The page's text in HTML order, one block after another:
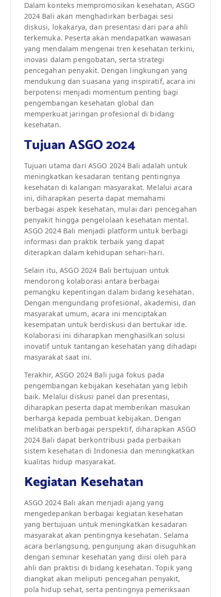
Dalam konteks mempromosikan kesehatan, ASGO
2024 Bali akan menghadirkan berbagai sesi
diskusi, lokakarya, dan presentasi dari para ahli
terkemuka. Peserta akan mendapatkan wawasan
yang mendalam mengenai tren kesehatan terkini,
inovasi dalam pengobatan, serta strategi
pencegahan penyakit. Dengan lingkungan yang
mendukung dan suasana yang inspiratif, acara ini
berpotensi menjadi momentum penting bagi
pengembangan kesehatan global dan
memperkuat jaringan profesional di bidang
kesehatan.
Tujuan ASGO 2024
Tujuan utama dari ASGO 2024 Bali adalah untuk
meningkatkan kesadaran tentang pentingnya
kesehatan di kalangan masyarakat. Melalui acara
ini, diharapkan peserta dapat memahami
berbagai aspek kesehatan, mulai dari pencegahan
penyakit hingga pengelolaan kesehatan mental.
ASGO 2024 Bali menjadi platform untuk berbagi
informasi dan praktik terbaik yang dapat
diterapkan dalam kehidupan sehari-hari.
Selain itu, ASGO 2024 Bali bertujuan untuk
mendorong kolaborasi antara berbagai
pemangku kepentingan dalam bidang kesehatan.
Dengan mengundang profesional, akademisi, dan
masyarakat umum, acara ini menciptakan
kesempatan untuk berdiskusi dan bertukar ide.
Kolaborasi ini diharapkan menghasilkan solusi
inovatif untuk tantangan kesehatan yang dihadapi
masyarakat saat ini.
Terakhir, ASGO 2024 Bali juga fokus pada
pengembangan kebijakan kesehatan yang lebih
baik. Melalui diskusi panel dan presentasi,
diharapkan peserta dapat memberikan masukan
berharga kepada pembuat kebijakan. Dengan
melibatkan berbagai perspektif, diharapkan ASGO
2024 Bali dapat berkontribusi pada perbaikan
sistem kesehatan di Indonesia dan meningkatkan
kualitas hidup masyarakat.
Kegiatan Kesehatan
ASGO 2024 Bali akan menjadi ajang yang
mengedepankan berbagai kegiatan kesehatan
yang bertujuan untuk meningkatkan kesadaran
masyarakat akan pentingnya kesehatan. Selama
acara berlangsung, pengunjung akan disuguhkan
dengan seminar kesehatan yang diisi oleh para
ahli dan praktisi di bidang kesehatan. Topik yang
diangkat akan meliputi pencegahan penyakit,
pola hidup sehat, serta pentingnya pemeriksaan